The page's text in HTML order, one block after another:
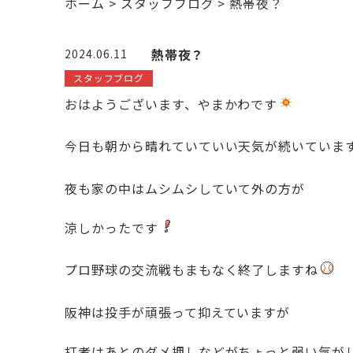
2024.06.11 熱帯夜？
スタッフブログ
おはようございます、やまかわです
今日も朝から晴れていていい天気が続いていま
夜も家の中はムシムシしていて外の方が
涼しかったです
プロ野球の交流戦もまもなく終了しますね
阪神は投手が頑張って抑えていますが